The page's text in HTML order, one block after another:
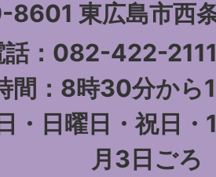
〒739-8601 東広
話：082-422-
間：8時30分から
・日曜日・祝日
月3日ごろ